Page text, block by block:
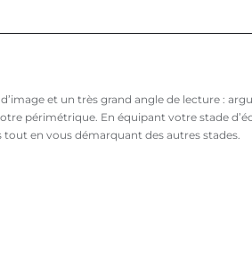
et un très grand angle de lecture :
périmétrique. En équipant votre stade
en vous démarquant des autres stades.